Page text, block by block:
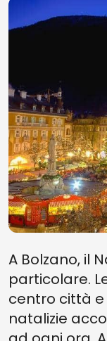
A Bolzano, il
particolare.
centro città
natalizie